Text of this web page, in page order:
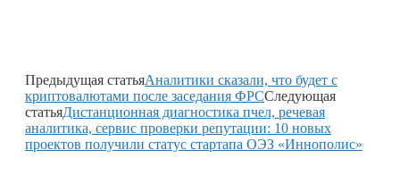
Предыдущая статьяАналитики сказали, что будет с
криптовалютами после заседания ФРССледующая
статьяДистанционная диагностика пчел, речевая
аналитика, сервис проверки репутации: 10 новых
проектов получили статус стартапа ОЭЗ «Иннополис»